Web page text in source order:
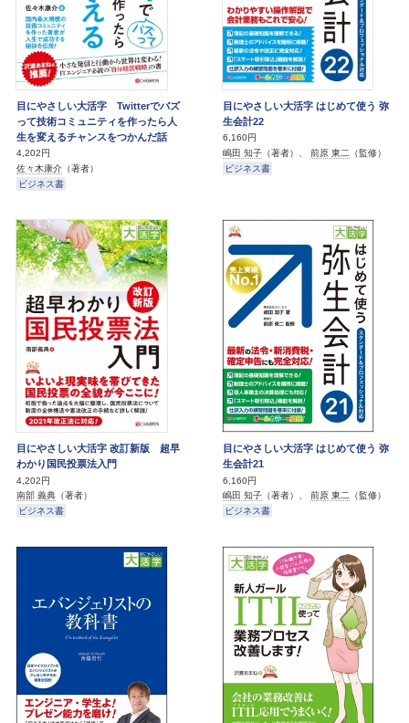
目にやさしい大活字 Twitterでバズ
って技術コミュニティを作ったら人
生を変えるチャンスをつかんだ話
4,202円
佐々木康介 （著者）
ビジネス書
目にやさしい大活字 はじめて使う 弥
生会計22
6,160円
嶋田 知子 （著者）、 前原 東二 （監修）
ビジネス書
目にやさしい大活字 改訂新版 超早
わかり国民投票法入門
4,202円
南部 義典 （著者）
ビジネス書
目にやさしい大活字 はじめて使う 弥
生会計21
6,160円
嶋田 知子 （著者）、 前原 東二 （監修）
ビジネス書